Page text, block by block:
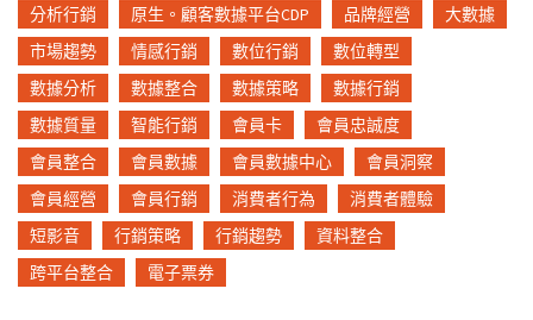
分析行銷
原生。顧客數據平台CDP 品牌經營
大數據
市場趨勢
情感行銷 數位行銷
數位轉型
數據分析
數據整合 數據策略
數據行銷
數據質量
智能行銷 會員卡
會員忠誠度
會員整合
會員數據 會員數據中心
會員洞察
會員經營
會員行銷 消費者行為
消費者體驗
短影音
行銷策略 行銷趨勢
資料整合
跨平台整合
電子票券